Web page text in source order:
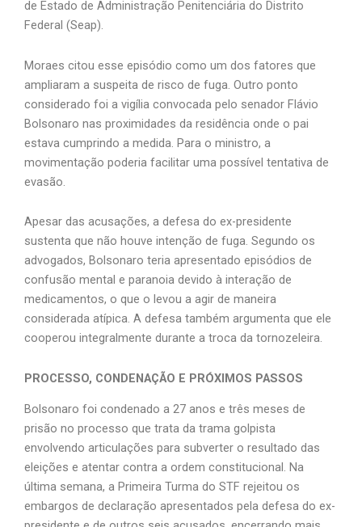
de Estado de Administração Penitenciária do Distrito
Federal (Seap).
Moraes citou esse episódio como um dos fatores que
ampliaram a suspeita de risco de fuga. Outro ponto
considerado foi a vigília convocada pelo senador Flávio
Bolsonaro nas proximidades da residência onde o pai
estava cumprindo a medida. Para o ministro, a
movimentação poderia facilitar uma possível tentativa de
evasão.
Apesar das acusações, a defesa do ex-presidente
sustenta que não houve intenção de fuga. Segundo os
advogados, Bolsonaro teria apresentado episódios de
confusão mental e paranoia devido à interação de
medicamentos, o que o levou a agir de maneira
considerada atípica. A defesa também argumenta que ele
cooperou integralmente durante a troca da tornozeleira.
PROCESSO, CONDENAÇÃO E PRÓXIMOS PASSOS
Bolsonaro foi condenado a 27 anos e três meses de
prisão no processo que trata da trama golpista
envolvendo articulações para subverter o resultado das
eleições e atentar contra a ordem constitucional. Na
última semana, a Primeira Turma do STF rejeitou os
embargos de declaração apresentados pela defesa do ex-